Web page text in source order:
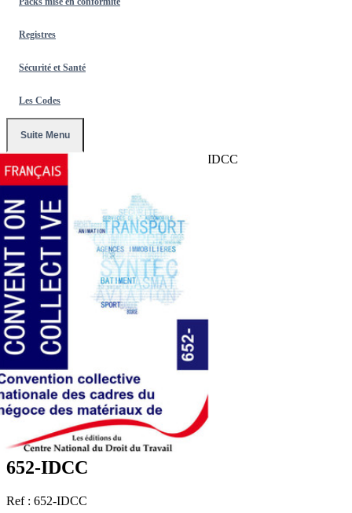
Registres
Sécurité et Santé
Les Codes
Suite Menu
Conventions Collectives 652-IDCC
652-IDCC
Ref : 652-IDCC